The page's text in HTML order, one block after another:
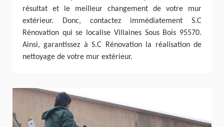
résultat et le meilleur changement de votre mur
extérieur. Donc, contactez immédiatement S.C
Rénovation qui se localise Villaines Sous Bois 95570.
Ainsi, garantissez à S.C Rénovation la réalisation de
nettoyage de votre mur extérieur.